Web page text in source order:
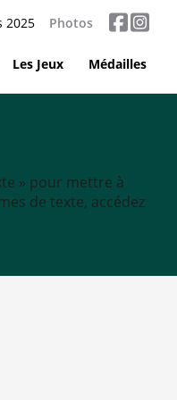
2025 Photos
Les Jeux Médailles
» pour mettre à
de texte, accédez